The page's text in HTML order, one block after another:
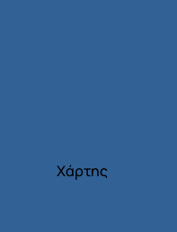
Χάρτης